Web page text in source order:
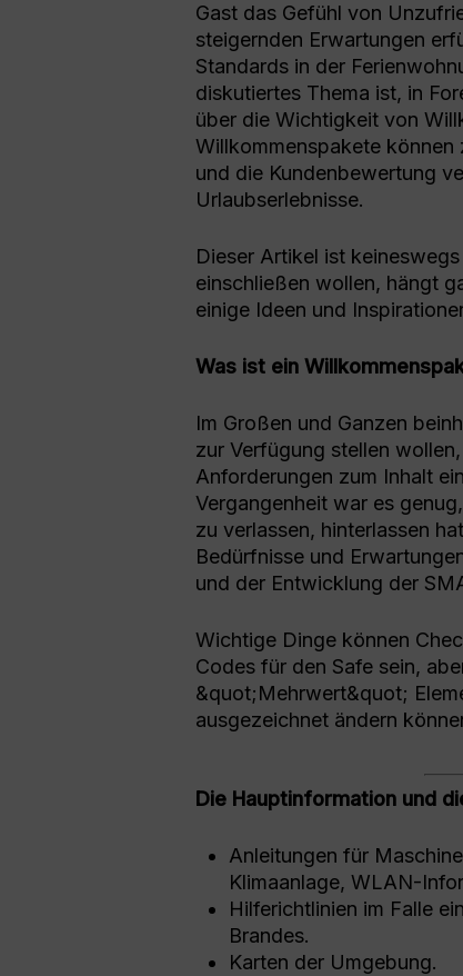
Gast das Gefühl von
steigernden Erwartungen
Standards in der
diskutiertes Thema ist, in
über die Wichtigkeit von
Willkommenspakete können
und die Kundenbewertung
Urlaubserlebnisse.
Dieser Artikel ist
einschließen wollen, hängt
einige Ideen und
Was ist ein
Im Großen und Ganzen
zur Verfügung stellen
Anforderungen zum Inhalt
Vergangenheit war es
zu verlassen, hinterlassen
Bedürfnisse und
und der Entwicklung der
Wichtige Dinge können
Codes für den Safe sein,
&quot;Mehrwert&quot;
ausgezeichnet ändern
Die Hauptinformation und
Anleitungen für
Klimaanlage, WLAN-
Hilferichtlinien im Falle
Brandes.
Karten der Umgebung.